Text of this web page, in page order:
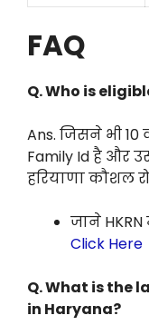
FAQ
Q.Who is
Ans. जिसने भी
Family Id है और
हरियाणा कौशल
जाने
Click Here
Q.What is the
in Haryana?